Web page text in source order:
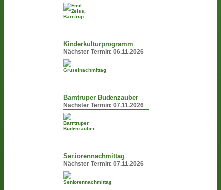
Kinderkulturprogramm
Nächster Termin:06.11.2026
Barntruper Budenzauber
Nächster Termin:07.11.2026
Seniorennachmittag
Nächster Termin:07.11.2026